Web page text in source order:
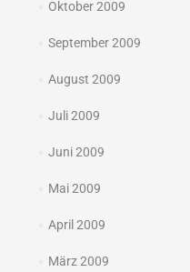
Oktober 2009
September 2009
August 2009
Juli 2009
Juni 2009
Mai 2009
April 2009
März 2009